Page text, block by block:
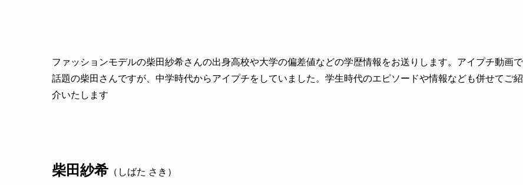
ファッションモデルの柴田紗希さんの出身高校や大学の偏差値などの学歴情報をお送りします。アイプチ動画で
話題の柴田さんですが、中学時代からアイプチをしていました。学生時代のエピソードや情報なども併せてご紹
介いたします
柴田紗希 （しばた さき）